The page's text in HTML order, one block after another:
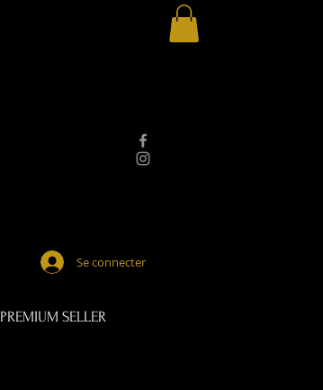
Se connecter
PREMIUM SELLER